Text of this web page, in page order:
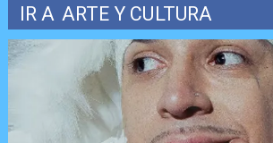
IR A ARTE Y CULTURA